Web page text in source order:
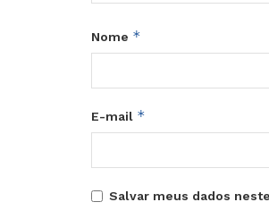
Nome *
E-mail *
Salvar meus dados